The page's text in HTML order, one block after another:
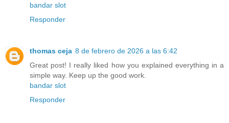
bandar slot
Responder
thomas ceja 8 de febrero de 2026 a las 6:42
Great post! I really liked how you explained everything in a
simple way. Keep up the good work.
bandar slot
Responder